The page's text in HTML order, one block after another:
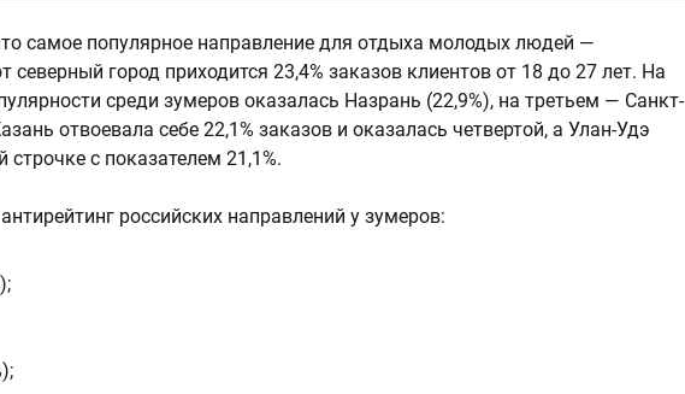
самое популярное направление для отдыха молодых людей —
северный город приходится 23,4% заказов клиентов от 18 до 27 лет. На
среди зумеров оказалась Назрань (22,9%), на третьем — Санкт-
отвоевала себе 22,1% заказов и оказалась четвертой, а Улан-Удэ
строчке с показателем 21,1%.
российских направлений у зумеров: